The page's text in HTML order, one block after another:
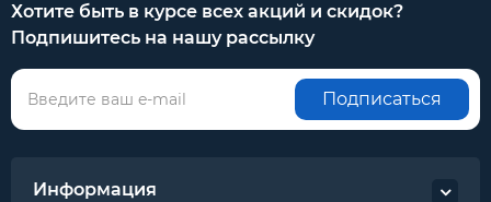
Хотите быть в курсе всех акций и скидок?
Подпишитесь на нашу рассылку
Подписаться
Информация